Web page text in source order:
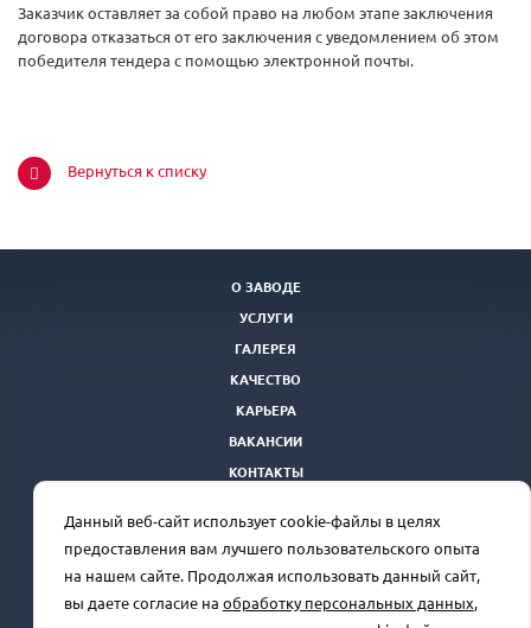
Заказчик оставляет за собой право на любом этапе заключения
договора отказаться от его заключения с уведомлением об этом
победителя тендера с помощью электронной почты.
Вернуться к списку
О ЗАВОДЕ
УСЛУГИ
ГАЛЕРЕЯ
КАЧЕСТВО
КАРЬЕРА
ВАКАНСИИ
КОНТАКТЫ
Отдел продаж+7(863) 250-39-24 rprz@oaorsm.ru
Данный веб-сайт использует cookie-файлы в целях
предоставления вам лучшего пользовательского опыта
на нашем сайте. Продолжая использовать данный сайт,
вы даете согласие на обработку персональных данных,